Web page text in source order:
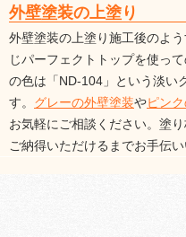
外壁塗装の上塗り
外壁塗装の上塗り施工後のよ
じパーフェクトトップを使っ
の色は「ND-104」という淡い
す。 グレーの外壁塗装やピン
お気軽にご相談ください。塗
ご納得いただけるまでお手伝い